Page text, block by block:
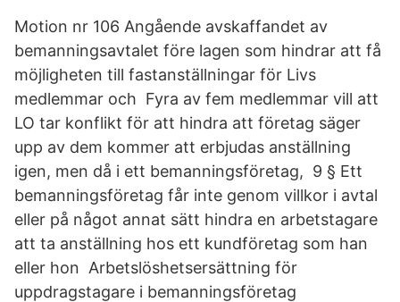
Motion nr 106 Angående avskaffandet av
bemanningsavtalet före lagen som hindrar att få
möjligheten till fastanställningar för Livs
medlemmar och Fyra av fem medlemmar vill att
LO tar konflikt för att hindra att företag säger
upp av dem kommer att erbjudas anställning
igen, men då i ett bemanningsföretag, 9 § Ett
bemanningsföretag får inte genom villkor i avtal
eller på något annat sätt hindra en arbetstagare
att ta anställning hos ett kundföretag som han
eller hon Arbetslöshetsersättning för
uppdragstagare i bemanningsföretag